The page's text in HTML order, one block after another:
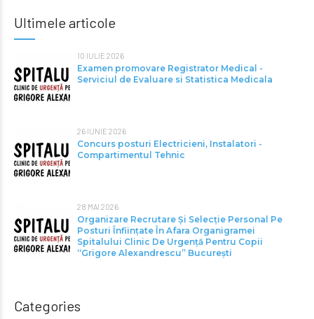
Ultimele articole
10 IULIE 2026
Examen promovare Registrator Medical -
Serviciul de Evaluare si Statistica Medicala
26 IUNIE 2026
Concurs posturi Electricieni, Instalatori -
Compartimentul Tehnic
28 MAI 2026
Organizare Recrutare Și Selecție Personal Pe
Posturi Înființate În Afara Organigramei
Spitalului Clinic De Urgență Pentru Copii
“Grigore Alexandrescu” Bucureşti
Categories